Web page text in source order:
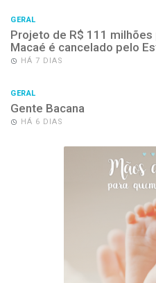
GERAL
Projeto de R$ 111 milhões
Macaé é cancelado pelo
HÁ 7 DIAS
GERAL
Gente Bacana
HÁ 6 DIAS